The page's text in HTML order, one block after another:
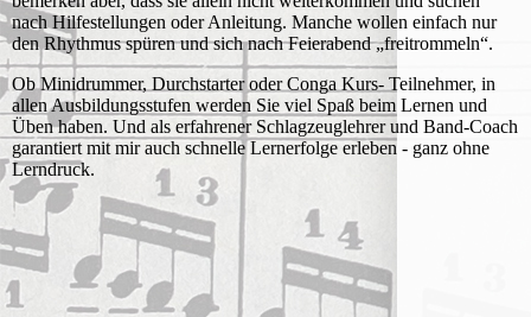
nach Hilfestellungen oder Anleitung. Manche wollen einfach nur
den Rhythmus spüren und sich nach Feierabend „freitrommeln“.
Ob Minidrummer, Durchstarter oder Conga Kurs- Teilnehmer, in
allen Ausbildungsstufen werden Sie viel Spaß beim Lernen und
Üben haben. Und als erfahrener Schlagzeuglehrer und Band-Coach
garantiert mit mir auch schnelle Lernerfolge erleben - ganz ohne
Lerndruck.